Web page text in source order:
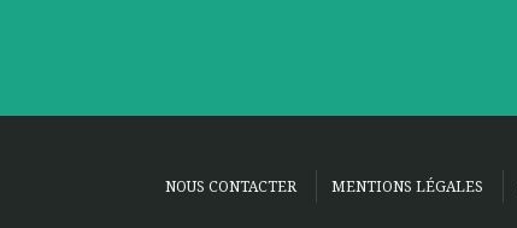
NOUS CONTACTER MENTIONS LÉGALES